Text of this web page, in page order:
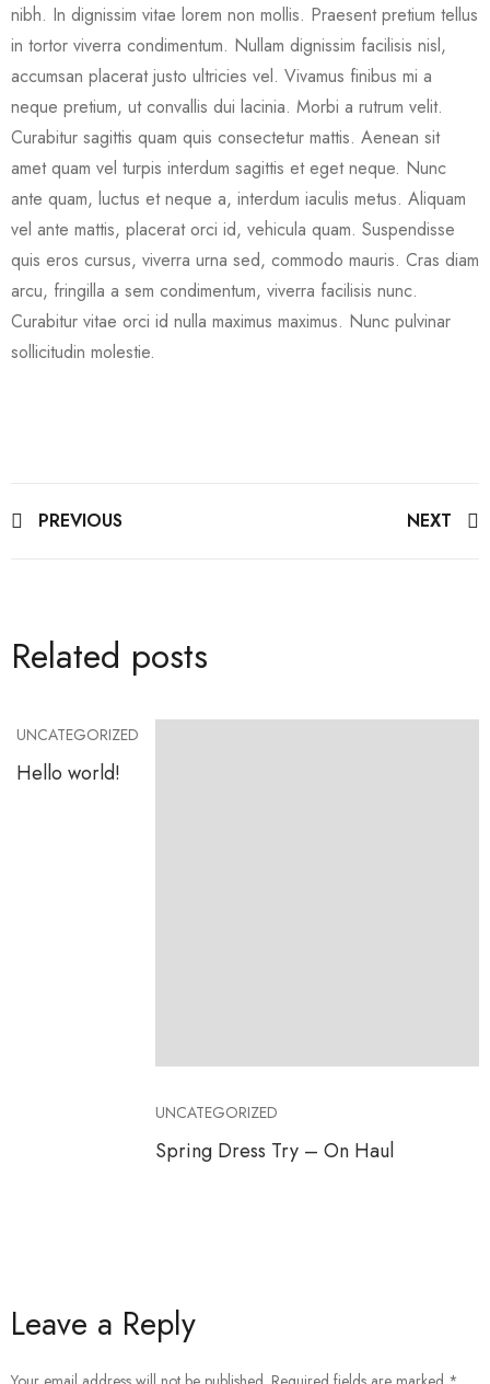
nibh. In dignissim vitae lorem non mollis. Praesent pretium tellus
in tortor viverra condimentum. Nullam dignissim facilisis nisl,
accumsan placerat justo ultricies vel. Vivamus finibus mi a
neque pretium, ut convallis dui lacinia. Morbi a rutrum velit.
Curabitur sagittis quam quis consectetur mattis. Aenean sit
amet quam vel turpis interdum sagittis et eget neque. Nunc
ante quam, luctus et neque a, interdum iaculis metus. Aliquam
vel ante mattis, placerat orci id, vehicula quam. Suspendisse
quis eros cursus, viverra urna sed, commodo mauris. Cras diam
arcu, fringilla a sem condimentum, viverra facilisis nunc.
Curabitur vitae orci id nulla maximus maximus. Nunc pulvinar
sollicitudin molestie.
PostPREVIOUS NEXT
Related posts
UNCATEGORIZED
Hello world!
UNCATEGORIZED
Spring Dress Try – On Haul
Leave a Reply